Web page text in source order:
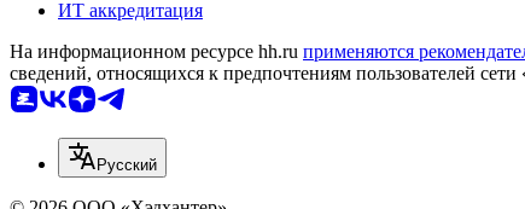
ИТ аккредитация
На информационном ресурсе hh.ru применяются
сведений, относящихся к предпочтениям пользователей
Русский